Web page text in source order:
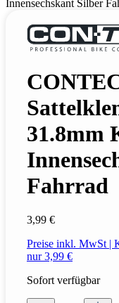
31.8mm
Fahrrad
3,99 €
Preise inkl. MwSt |
nur 3,99 €
Sofort verfügbar